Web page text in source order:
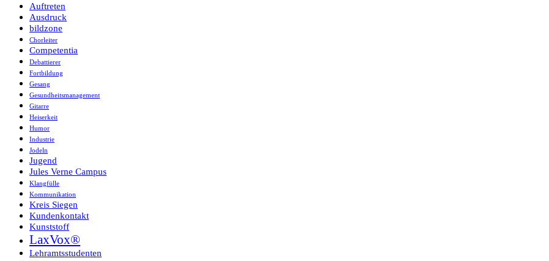
Auftreten
Ausdruck
bildzone
Chorleiter
Competentia
Debattierer
Fortbildung
Gesang
Gesundheitsmanagement
Gitarre
Heiserkeit
Humor
Industrie
Jodeln
Jugend
Jules Verne Campus
Klangfülle
Kommunikation
Kreis Siegen
Kundenkontakt
Kunststoff
LaxVox®
Lehramtsstudenten